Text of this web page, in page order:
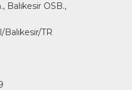
Balıkesir OSB.,
Balıkesir/TR